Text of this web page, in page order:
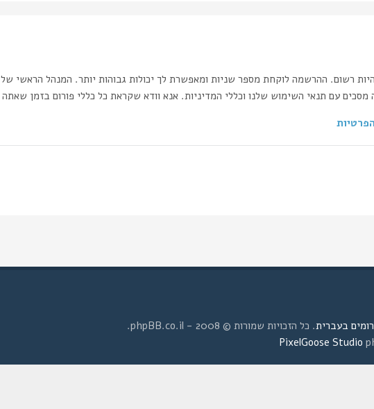
רשום. ההרשמה לוקחת מספר שניות ומאפשרת לך יכולות גבוהות יותר. המנהל הראשי
עם תנאי השימוש שלנו וכללי המדיניות. אנא וודא שקראת כל כללי פורום בזמן
. כל הזכויות שמורות © 2008 - phpBB.co.il.
PixelGoose Studio